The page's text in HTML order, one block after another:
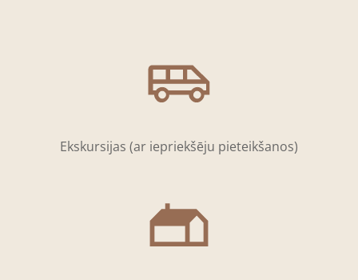
Ekskursijas (ar iepriekšēju pieteikšanos)